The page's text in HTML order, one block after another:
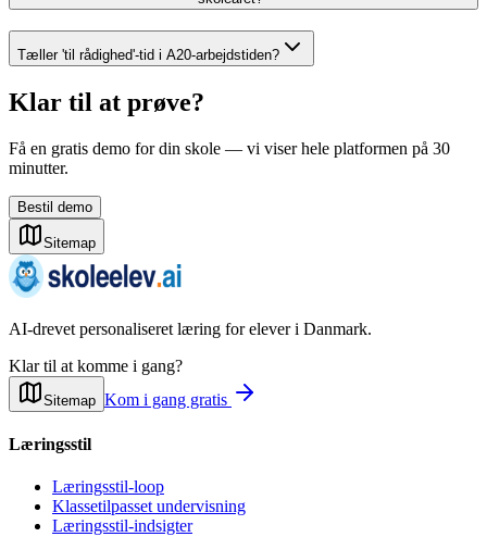
Tæller 'til rådighed'-tid i A20-arbejdstiden?
Klar til at prøve?
Få en gratis demo for din skole — vi viser hele platformen på 30
minutter.
Bestil demo
Sitemap
AI-drevet personaliseret læring for elever i Danmark.
Klar til at komme i gang?
Sitemap Kom i gang gratis
Læringsstil
Læringsstil-loop
Klassetilpasset undervisning
Læringsstil-indsigter